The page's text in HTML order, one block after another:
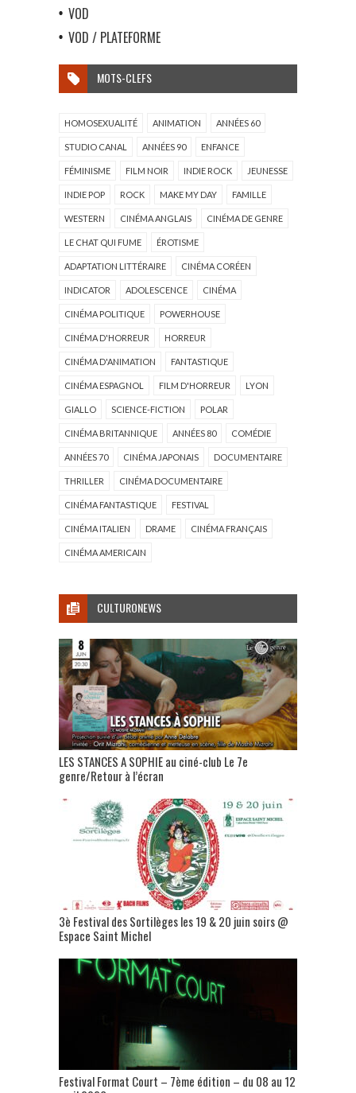
VOD
VOD / PLATEFORME
MOTS-CLEFS
HOMOSEXUALITÉ ANIMATION ANNÉES 60
STUDIO CANAL ANNÉES 90 ENFANCE
FÉMINISME FILM NOIR INDIE ROCK JEUNESSE
INDIE POP ROCK MAKE MY DAY FAMILLE
WESTERN CINÉMA ANGLAIS CINÉMA DE GENRE
LE CHAT QUI FUME ÉROTISME
ADAPTATION LITTÉRAIRE CINÉMA CORÉEN
INDICATOR ADOLESCENCE CINÉMA
CINÉMA POLITIQUE POWERHOUSE
CINÉMA D'HORREUR HORREUR
CINÉMA D'ANIMATION FANTASTIQUE
CINÉMA ESPAGNOL FILM D'HORREUR LYON
GIALLO SCIENCE-FICTION POLAR
CINÉMA BRITANNIQUE ANNÉES 80 COMÉDIE
ANNÉES 70 CINÉMA JAPONAIS DOCUMENTAIRE
THRILLER CINÉMA DOCUMENTAIRE
CINÉMA FANTASTIQUE FESTIVAL
CINÉMA ITALIEN DRAME CINÉMA FRANÇAIS
CINÉMA AMERICAIN
CULTURONEWS
LES STANCES A SOPHIE au ciné-club Le 7e
genre/Retour à l’écran
3è Festival des Sortilèges les 19 & 20 juin soirs @
Espace Saint Michel
Festival Format Court – 7ème édition – du 08 au 12